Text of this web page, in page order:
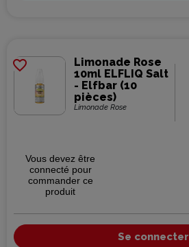
favorite_border
Limonade Rose
10ml ELFLIQ Salt
- Elfbar (10
pièces)
Limonade Rose
Vous devez être
connecté pour
commander ce
produit
Se connecter